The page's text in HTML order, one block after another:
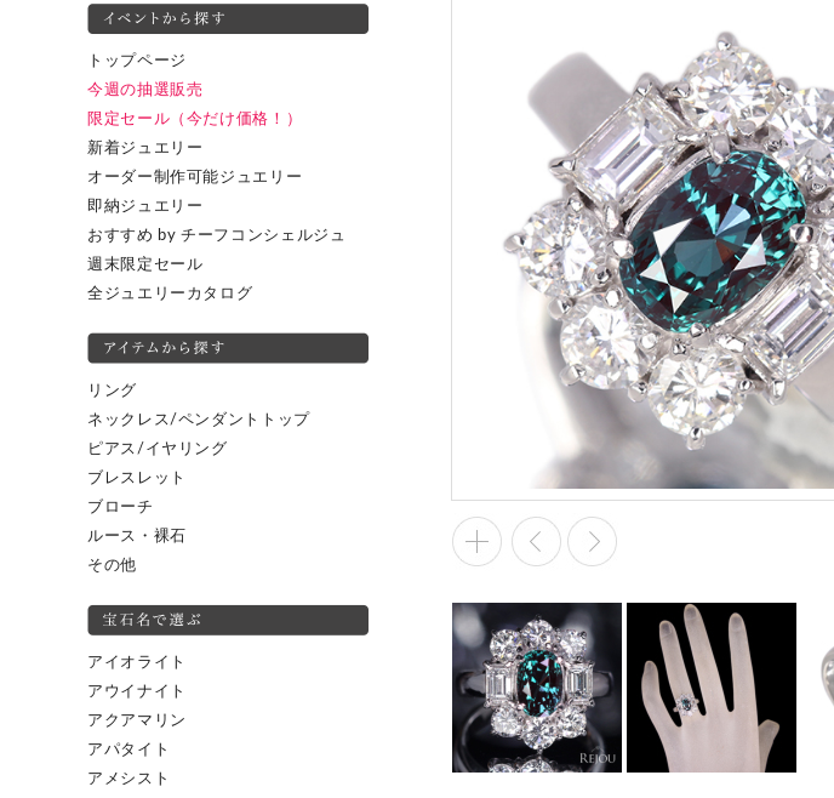
トップページ
今週の抽選販売
限定セール（今だけ価格！）
新着ジュエリー
オーダー制作可能ジュエリー
即納ジュエリー
おすすめ by チーフコンシェルジュ
週末限定セール
全ジュエリーカタログ
リング
ネックレス/ペンダントトップ
ピアス/イヤリング
ブレスレット
ブローチ
ルース・裸石
その他
アイオライト
アウイナイト
アクアマリン
アパタイト
アメシスト